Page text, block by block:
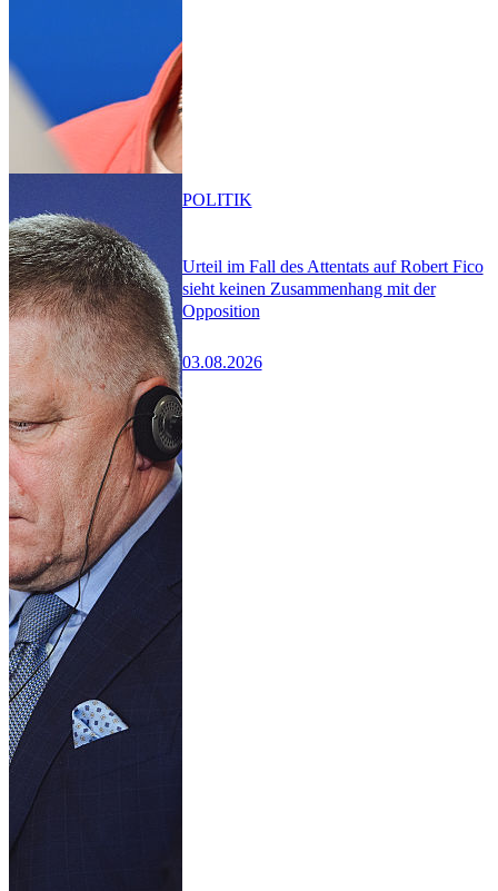
Urteil im Fall des Attentats auf Robert Fico
sieht keinen Zusammenhang mit der
Opposition
03.08.2026
POLITIK